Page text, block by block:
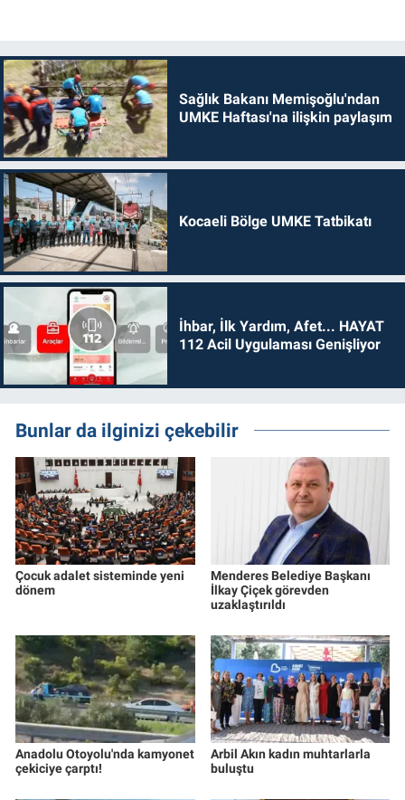
Sağlık Bakanı Memişoğlu'ndan
UMKE Haftası'na ilişkin paylaşım
Kocaeli Bölge UMKE Tatbikatı
İhbar, İlk Yardım, Afet... HAYAT
112 Acil Uygulaması Genişliyor
Bunlar da ilginizi çekebilir
Çocuk adalet sisteminde yeni
dönem
Menderes Belediye Başkanı
İlkay Çiçek görevden
uzaklaştırıldı
Anadolu Otoyolu'nda kamyonet
çekiciye çarptı!
Arbil Akın kadın muhtarlarla
buluştu